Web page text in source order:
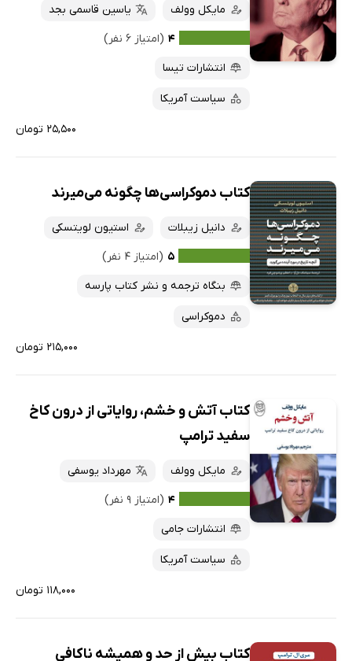
مایکل وولف
یاسین قاسمی بجد
۴ (امتیاز ۶ نفر)
انتشارات تیسا
سیاست آمریکا
۲۵,۵۰۰ تومان
کتاب دموکراسی‌ها چگونه می‌میرند
دانیل زیبلات
استیون لویتسکی
۵ (امتیاز ۴ نفر)
بنگاه ترجمه و نشر کتاب پارسه
دموکراسی
۲۱۵,۰۰۰ تومان
کتاب آتش و خشم، روایاتی از درون کاخ
سفید ترامپ
مایکل وولف
مهرداد یوسفی
۴ (امتیاز ۹ نفر)
انتشارات جامی
سیاست آمریکا
۱۱۸,۰۰۰ تومان
کتاب بیش از حد و همیشه ناکافی